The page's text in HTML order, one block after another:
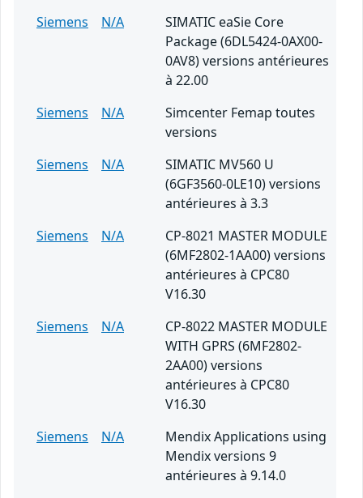
Siemens
N/A
SIMATIC eaSie Core
Package (6DL5424-0AX00-
0AV8) versions antérieures
à 22.00
Siemens
N/A
Simcenter Femap toutes
versions
Siemens
N/A
SIMATIC MV560 U
(6GF3560-0LE10) versions
antérieures à 3.3
Siemens
N/A
CP-8021 MASTER MODULE
(6MF2802-1AA00) versions
antérieures à CPC80
V16.30
Siemens
N/A
CP-8022 MASTER MODULE
WITH GPRS (6MF2802-
2AA00) versions
antérieures à CPC80
V16.30
Siemens
N/A
Mendix Applications using
Mendix versions 9
antérieures à 9.14.0